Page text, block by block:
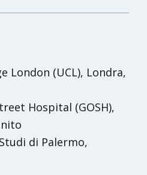
London (UCL), Londra,
Hospital (GOSH),
di Palermo,